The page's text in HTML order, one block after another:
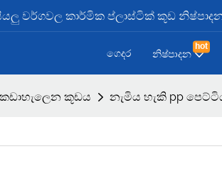
වර්ගවල කාර්මික ප්ලාස්ටික් කූඩ
ගෙදර නිෂ්පාදන
hot
කඩාහැලෙන කූඩය නැමිය හැකි pp